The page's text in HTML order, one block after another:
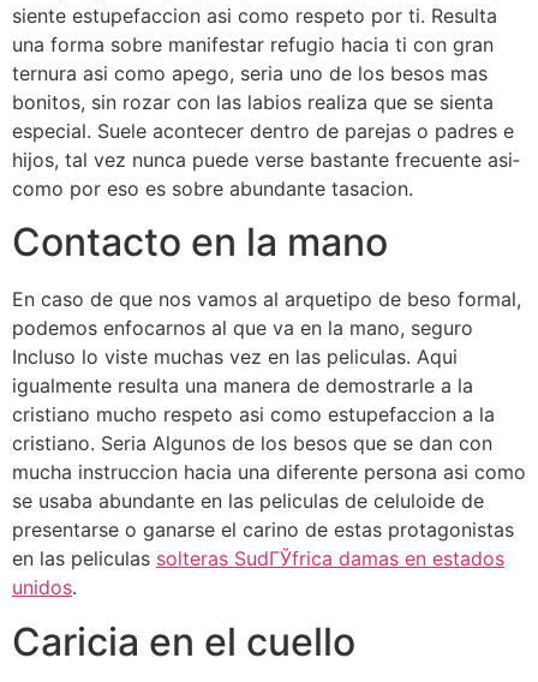
siente estupefaccion asi­ como respeto por ti. Resulta
una forma sobre manifestar refugio hacia ti con gran
ternura asi­ como apego, seri­a uno de los besos mas
bonitos, sin rozar con las labios realiza que se sienta
especial. Suele acontecer dentro de parejas o padres e
hijos, tal vez nunca puede verse bastante frecuente asi­
como por eso es sobre abundante tasacion.
Contacto en la mano
En caso de que nos vamos al arquetipo de beso formal,
podemos enfocarnos al que va en la mano, seguro
Incluso lo viste muchas vez en las peliculas. Aqui
igualmente resulta una manera de demostrarle a la
cristiano mucho respeto asi­ como estupefaccion a la
cristiano. Seri­a Algunos de los besos que se dan con
mucha instruccion hacia una diferente persona asi­ como
se usaba abundante en las peliculas de celuloide de
presentarse o ganarse el carino de estas protagonistas
en las peliculas solteras SudГЎfrica damas en estados
unidos.
Caricia en el cuello